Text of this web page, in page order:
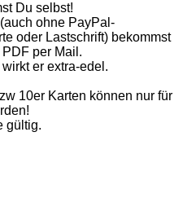
Du selbst!
ohne PayPal-
oder Lastschrift) bekommst
per Mail.
er extra-edel.
10er Karten können nur für
gültig.